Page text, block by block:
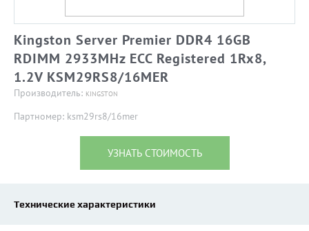
Kingston Server Premier DDR4 16GB
RDIMM 2933MHz ECC Registered 1Rx8,
1.2V KSM29RS8/16MER
Производитель: KINGSTON
Партномер: ksm29rs8/16mer
УЗНАТЬ СТОИМОСТЬ
Технические характеристики